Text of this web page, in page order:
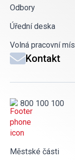
Odbory
Úřední deska
Volná pracovní
Kontakt
800 100 100
Městské části